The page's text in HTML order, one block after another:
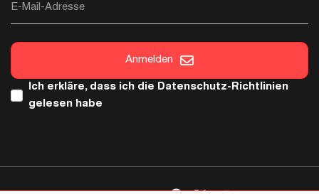
E-Mail-Adresse
Anmelden
Ich erkläre, dass ich die Datenschutz-Richtlinien
gelesen habe